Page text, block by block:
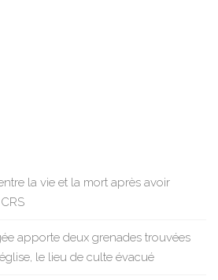
la vie et la mort après avoir
apporte deux grenades trouvées
le lieu de culte évacué